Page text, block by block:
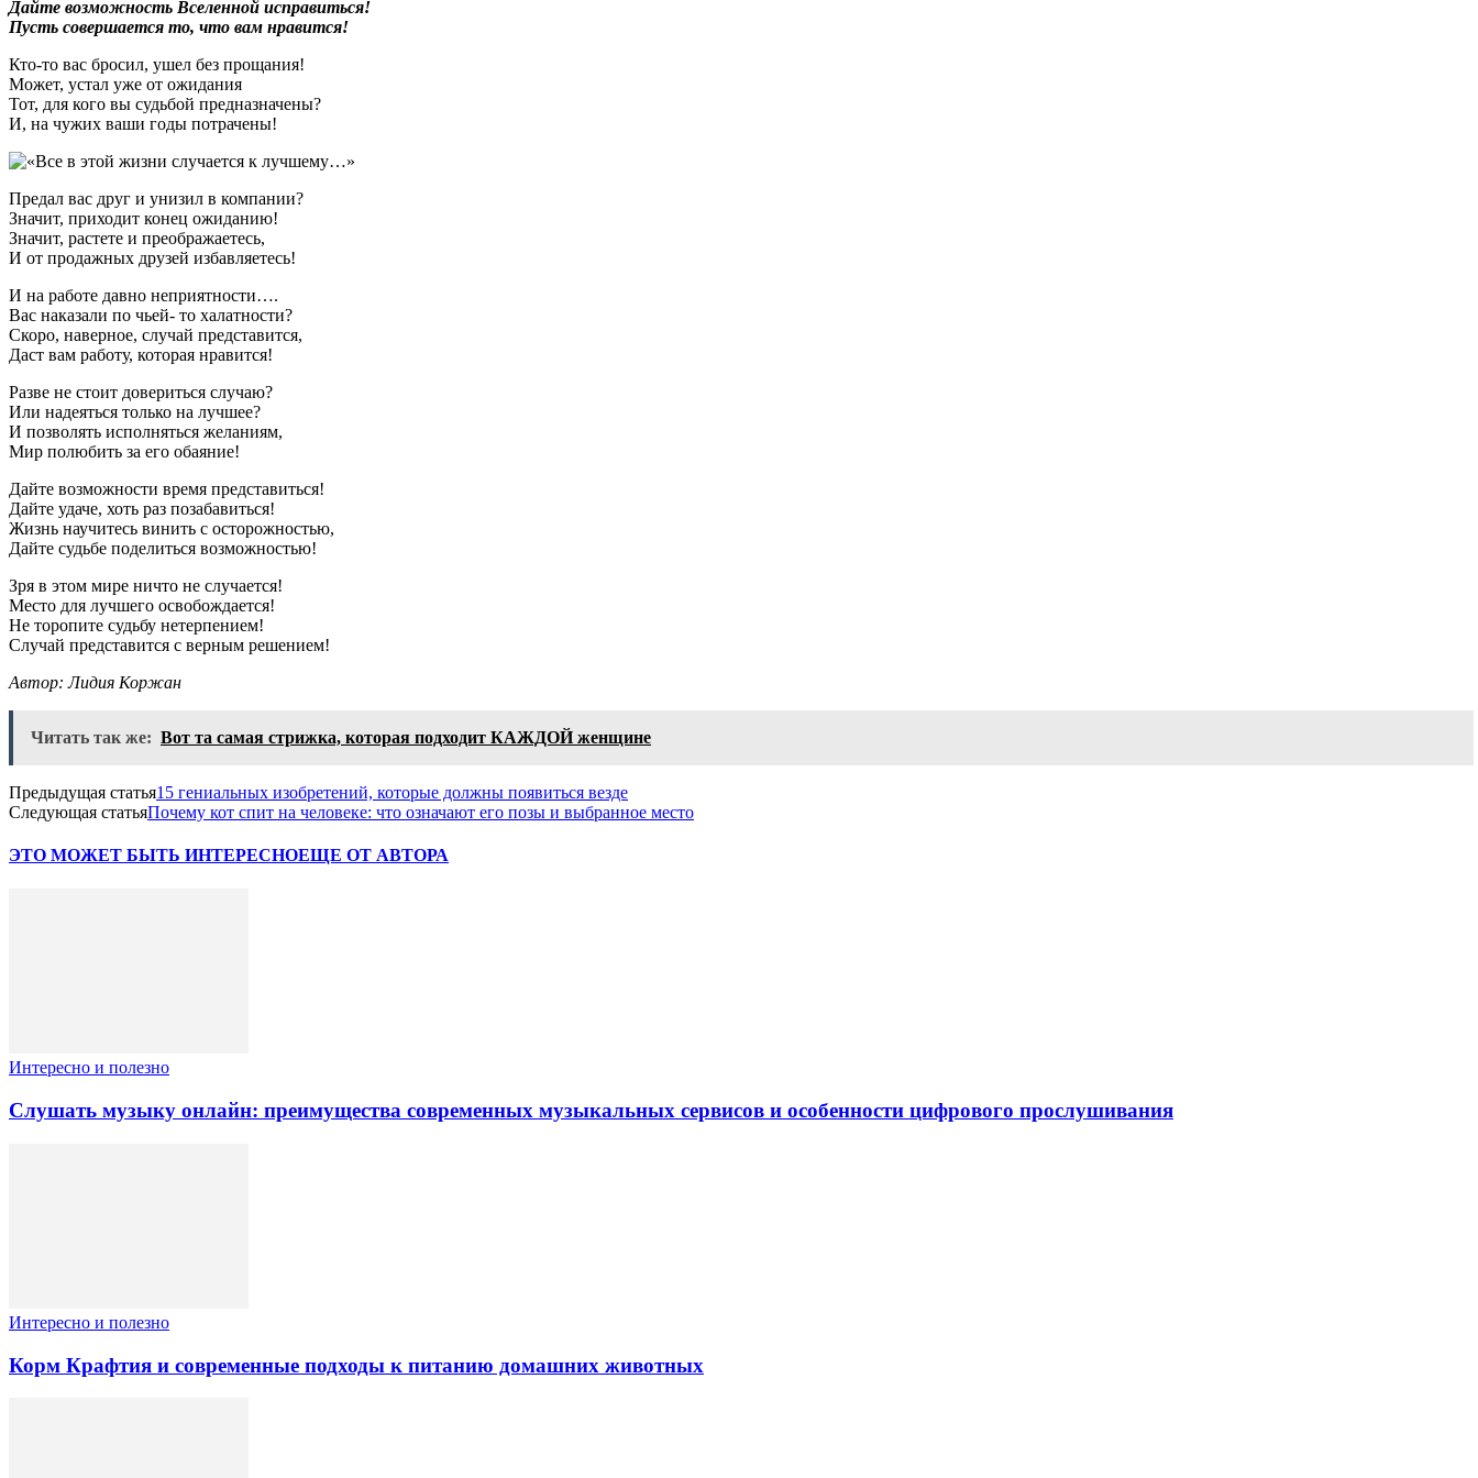
Дайте возможность Вселенной исправиться!
Пусть совершается то, что вам нравится!
Кто-то вас бросил, ушел без прощания!
Может, устал уже от ожидания
Тот, для кого вы судьбой предназначены?
И, на чужих ваши годы потрачены!
Предал вас друг и унизил в компании?
Значит, приходит конец ожиданию!
Значит, растете и преображаетесь,
И от продажных друзей избавляетесь!
И на работе давно неприятности….
Вас наказали по чьей- то халатности?
Скоро, наверное, случай представится,
Даст вам работу, которая нравится!
Разве не стоит довериться случаю?
Или надеяться только на лучшее?
И позволять исполняться желаниям,
Мир полюбить за его обаяние!
Дайте возможности время представиться!
Дайте удаче, хоть раз позабавиться!
Жизнь научитесь винить с осторожностью,
Дайте судьбе поделиться возможностью!
Зря в этом мире ничто не случается!
Место для лучшего освобождается!
Не торопите судьбу нетерпением!
Случай представится с верным решением!
Автор: Лидия Коржан
Читать так же: Вот та самая стрижка, которая подходит КАЖДОЙ женщине
Предыдущая статья15 гениальных изобретений, которые должны появиться везде
Следующая статьяПочему кот спит на человеке: что означают его позы и выбранное место
ЭТО МОЖЕТ БЫТЬ ИНТЕРЕСНОЕЩЕ ОТ АВТОРА
Интересно и полезно
Слушать музыку онлайн: преимущества современных музыкальных сервисов и особенности цифрового прослушивания
Интересно и полезно
Корм Крафтия и современные подходы к питанию домашних животных